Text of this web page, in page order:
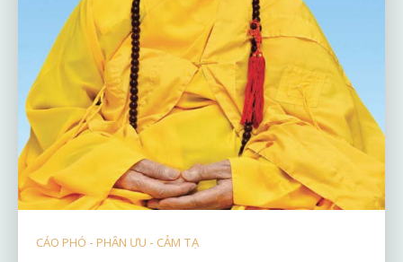
CÁO PHÓ - PHÂN ƯU - CẢM TẠ